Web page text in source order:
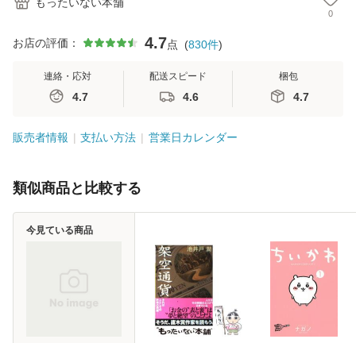
0
お店の評価： 4.7点 (830件)
連絡・応対
4.7
配送スピード
4.6
梱包
4.7
販売者情報 支払い方法 営業日カレンダー
類似商品と比較する
今見ている商品